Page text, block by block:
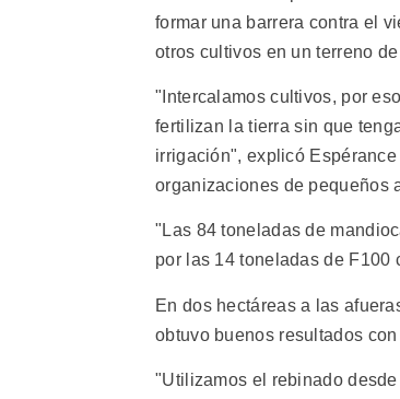
formar una barrera contra el
otros cultivos en un terreno
"Intercalamos cultivos, por
fertilizan la tierra sin que
irrigación", explicó
organizaciones de pequeños
"Las 84 toneladas de
por las 14 toneladas de F100
En dos hectáreas a las
obtuvo buenos resultados
"Utilizamos el rebinado